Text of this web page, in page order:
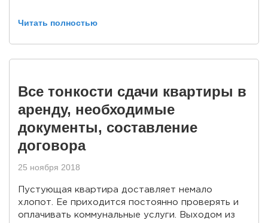
Читать полностью
Все тонкости сдачи квартиры в
аренду, необходимые
документы, составление
договора
25 ноября 2018
Пустующая квартира доставляет немало
хлопот. Ее приходится постоянно проверять и
оплачивать коммунальные услуги. Выходом из